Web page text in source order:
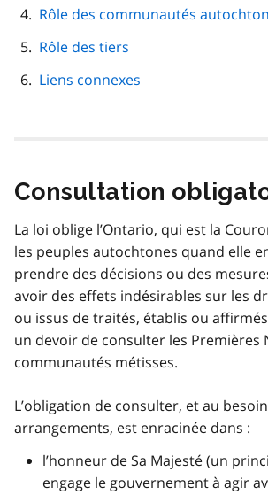
Rôle des communautés
Rôle des tiers
Liens connexes
Consultation
La loi oblige l’Ontario, qui est la
les peuples autochtones quand elle
prendre des décisions ou des
avoir des effets indésirables sur les
ou issus de traités, établis ou
un devoir de consulter les Premières
communautés métisses.
L’obligation de consulter, et au
arrangements, est enracinée dans :
l’honneur de Sa Majesté (un
engage le gouvernement à agir